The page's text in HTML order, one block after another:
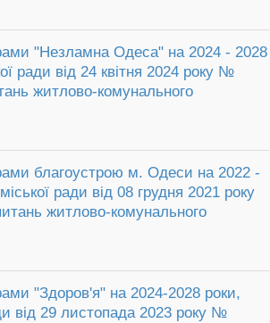
"Незламна Одеса" на 2024 - 2028
ради від 24 квітня 2024 року №
житлово-комунального
благоустрою м. Одеси на 2022 -
ради від 08 грудня 2021 року
житлово-комунального
"Здоров'я" на 2024-2028 роки,
від 29 листопада 2023 року №